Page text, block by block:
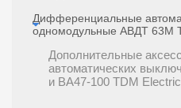
Дифференциальные
одномодульные АВДТ 63М
Дополнительные
автоматических
и ВА47-100 TDM Electric